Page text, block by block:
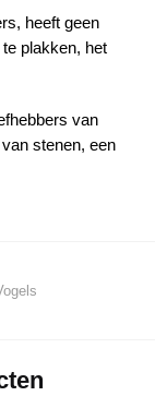
heeft geen
plakken, het
van
stenen, een